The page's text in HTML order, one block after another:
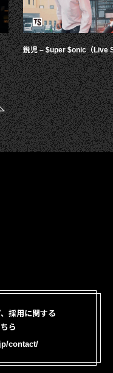
鋭児 – $uper $onic（Live
採用に関する
ら
contact/